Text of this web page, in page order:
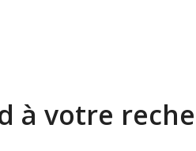
à votre